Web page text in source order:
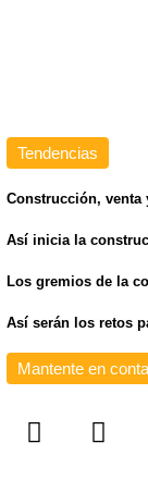
Tendencias
Construcción, venta
Así inicia la
Los gremios de la
Así serán los retos
Mantente en